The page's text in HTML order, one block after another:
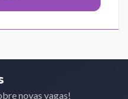
novas vagas!